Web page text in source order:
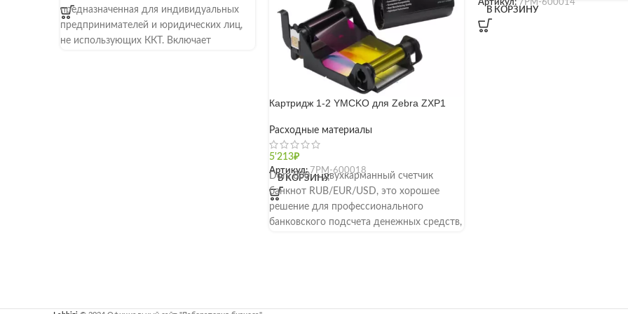
предназначенная для индивидуальных
предпринимателей и юридических лиц,
не использующих ККТ. Включает
Картридж 1-2 YMCKO для Zebra ZXP1
Расходные материалы
5'213₽
В КОРЗИНУ
Артикул:7РМ-600018
Dors 800 — двухкарманный счетчик
банкнот RUB/EUR/USD, это хорошее
решение для профессионального
банковского подсчета денежных средств,
В КОРЗИНУ
Артикул: 7РМ-600014